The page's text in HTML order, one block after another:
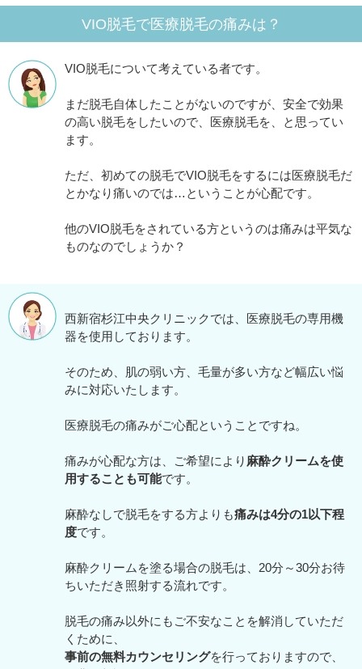
VIO脱毛で医療脱毛の痛みは？
VIO脱毛について考えている者です。
まだ脱毛自体したことがないのですが、安全で効果
の高い脱毛をしたいので、医療脱毛を、と思ってい
ます。
ただ、初めての脱毛でVIO脱毛をするには医療脱毛だ
とかなり痛いのでは…ということが心配です。
他のVIO脱毛をされている方というのは痛みは平気な
ものなのでしょうか？
西新宿杉江中央クリニックでは、医療脱毛の専用機
器を使用しております。
そのため、肌の弱い方、毛量が多い方など幅広い悩
みに対応いたします。
医療脱毛の痛みがご心配ということですね。
痛みが心配な方は、ご希望により 麻酔クリームを使
用することも可能です。
麻酔なしで脱毛をする方よりも痛みは4分の1以下程
度です。
麻酔クリームを塗る場合の脱毛は、20分～30分お待
ちいただき照射する流れです。
脱毛の痛み以外にもご不安なことを解消していただ
くために、
事前の無料カウンセリングを行っておりますので、